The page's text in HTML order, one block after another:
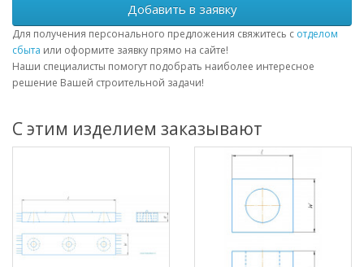
Добавить в заявку
Для получения персонального предложения свяжитесь с отделом
сбыта или оформите заявку прямо на сайте!
Наши специалисты помогут подобрать наиболее интересное
решение Вашей строительной задачи!
С этим изделием заказывают